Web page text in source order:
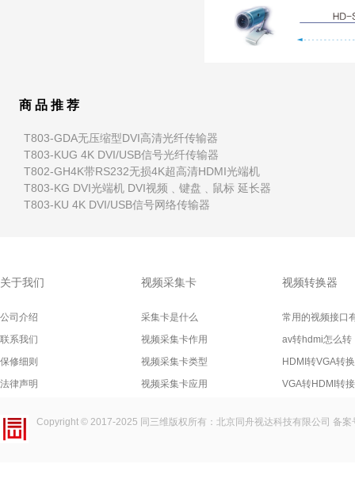
商 品 推 荐
T803-GDA无压缩型DVI高清光纤传输器
T803-KUG 4K DVI/USB信号光纤传输器
T802-GH4K带RS232无损4K超高清HDMI光端机
T803-KG DVI光端机 DVI视频﹑键盘﹑鼠标 延长器
T803-KU 4K DVI/USB信号网络传输器
关于我们
公司介绍
联系我们
保修细则
法律声明
视频采集卡
采集卡是什么
视频采集卡作用
视频采集卡类型
视频采集卡应用
视频转换器
常用的视频接口
av转hdmi怎么转
HDMI转VGA转
VGA转HDMI转
Copyright © 2017-2025 同三维 版权所有：北京同舟视达科技有限公司 备